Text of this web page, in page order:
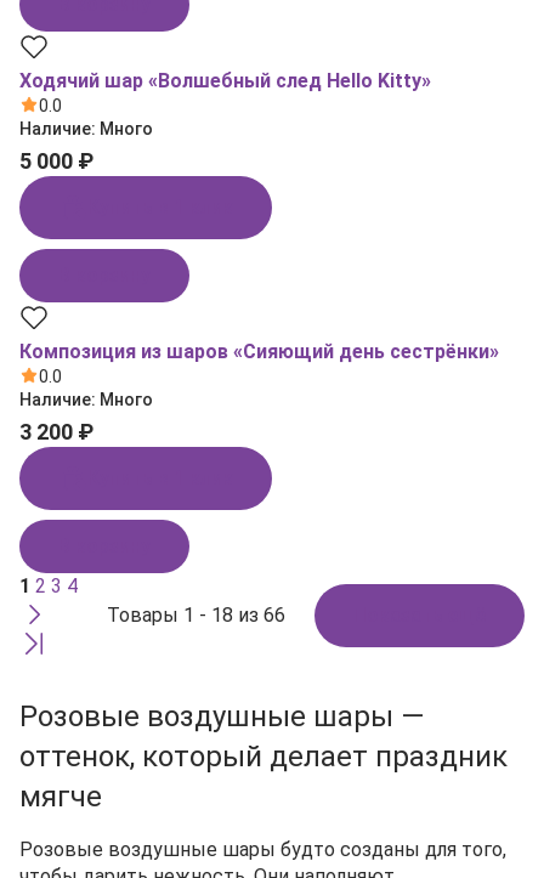
Ходячий шар «Волшебный след Hello Kitty»
0.0
Наличие: Много
5 000 ₽
Композиция из шаров «Сияющий день сестрёнки»
0.0
Наличие: Много
3 200 ₽
Товары 1 - 18 из 66
1 2 3 4
Розовые воздушные шары —
оттенок, который делает праздник
мягче
Розовые воздушные шары будто созданы для того,